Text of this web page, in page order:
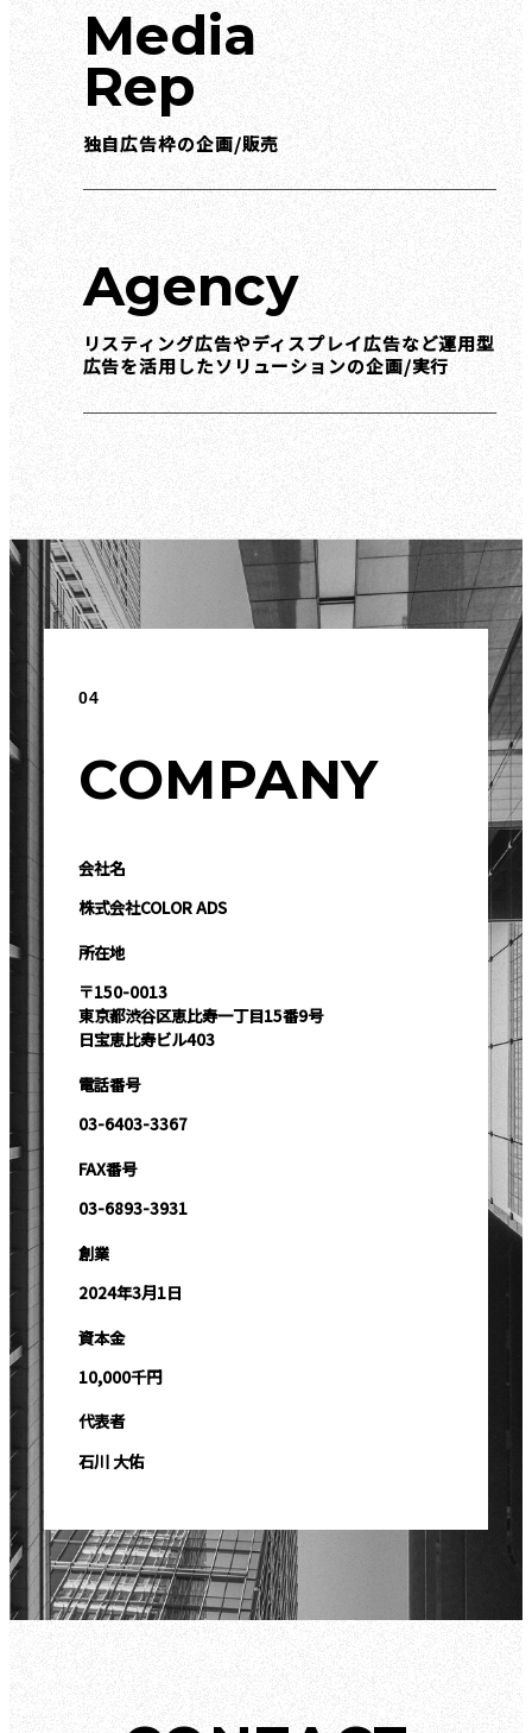
Media
Rep
独自広告枠の企画/販売
Agency
リスティング広告やディスプレイ広告など運用型
広告を活用したソリューションの企画/実行
04
COMPANY
会社名
株式会社COLOR ADS
所在地
〒150-0013
東京都渋谷区恵比寿一丁目15番9号
日宝恵比寿ビル403
電話番号
03-6403-3367
FAX番号
03-6893-3931
創業
2024年3月1日
資本金
10,000千円
代表者
石川 大佑